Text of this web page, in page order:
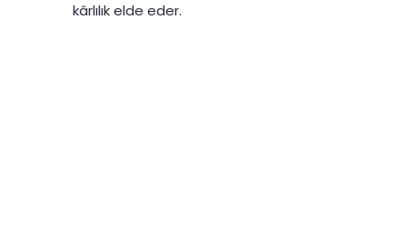
kârlılık elde eder.